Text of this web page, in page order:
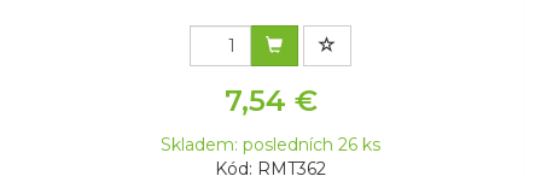
7,54 €
Skladem: posledních 26 ks
Kód: RMT362